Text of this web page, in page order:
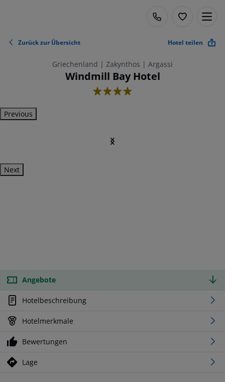
Zurück zur Übersicht Hotel teilen
Griechenland | Zakynthos | Argassi
Windmill Bay Hotel
4
Previous
Next
Angebote
Hotelbeschreibung
Hotelmerkmale
Bewertungen
Lage